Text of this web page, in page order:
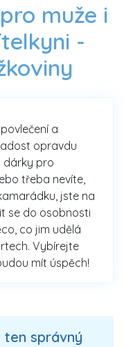
muže i
-
a
opravdu
dárky pro
třeba nevíte,
jste na
se do osobnosti
co jim udělá
Vybírejte
mít úspěch!
správný